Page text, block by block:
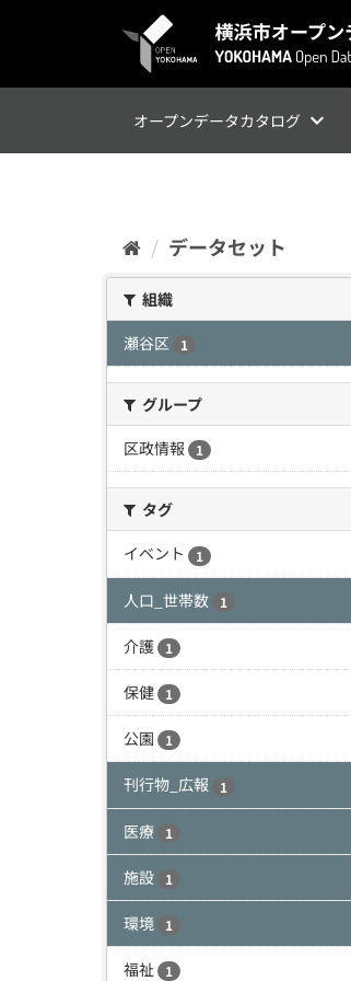
オープンデータカタログ
データセット
組織
瀬谷区
1
グループ
区政情報
1
タグ
イベント
1
人口_世帯数 1
介護 1
保健 1
公園 1
刊行物_広報 1
医療 1
施設 1
環境 1
福祉 1